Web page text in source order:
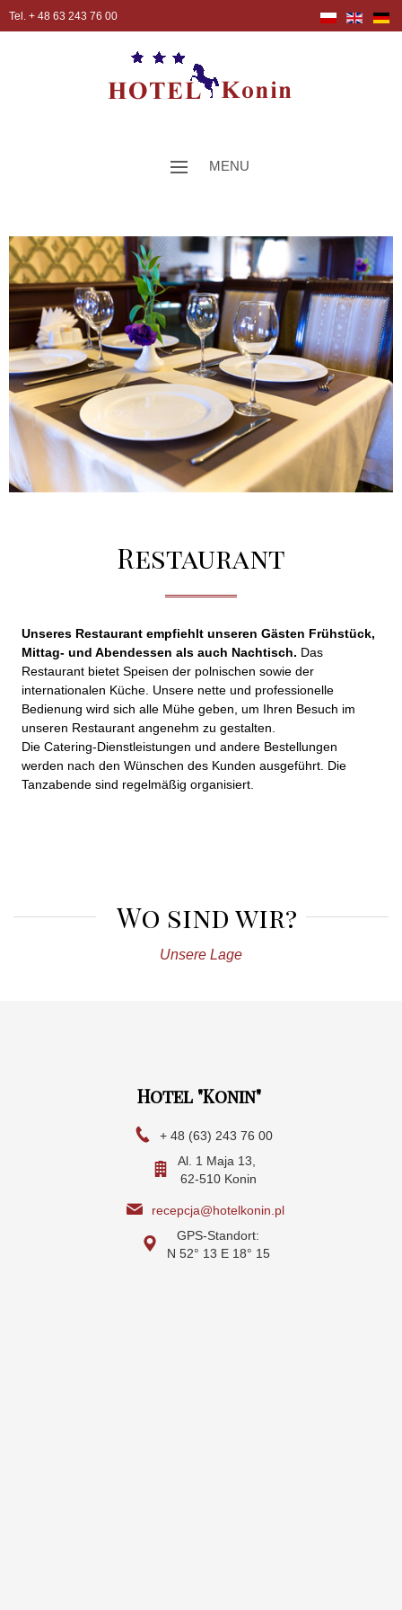
Tel. + 48 63 243 76 00
MENU
Restaurant
Unseres Restaurant empfiehlt unseren Gästen Frühstück,
Mittag- und Abendessen als auch Nachtisch. Das
Restaurant bietet Speisen der polnischen sowie der
internationalen Küche. Unsere nette und professionelle
Bedienung wird sich alle Mühe geben, um Ihren Besuch im
unseren Restaurant angenehm zu gestalten.
Die Catering-Dienstleistungen und andere Bestellungen
werden nach den Wünschen des Kunden ausgeführt. Die
Tanzabende sind regelmäßig organisiert.
Wo sind wir?
Unsere Lage
Hotel "Konin"
+ 48 (63) 243 76 00
Al. 1 Maja 13,
62-510 Konin
recepcja@hotelkonin.pl
GPS-Standort:
N 52° 13 E 18° 15